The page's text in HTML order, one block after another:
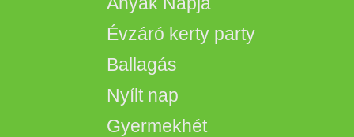
Évzáró kerty party
Ballagás
Nyílt nap
Gyermekhét